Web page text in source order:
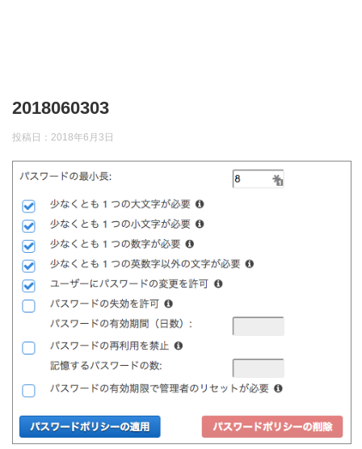
2018060303
投稿日： 2018年6月3日